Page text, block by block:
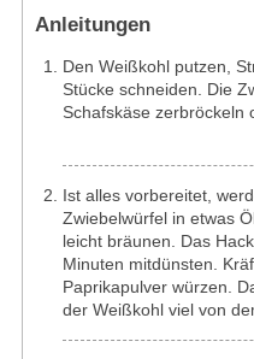
Anleitungen
Den Weißkohl putzen,
Stücke schneiden. Die
Schafskäse zerbröckeln
Ist alles vorbereitet,
Zwiebelwürfel in etwas
leicht bräunen. Das
Minuten mitdünsten.
Paprikapulver würzen.
der Weißkohl viel von